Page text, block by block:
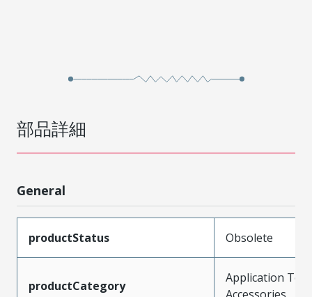
部品詳細
General
productStatus Obsolete
productCategory
Application